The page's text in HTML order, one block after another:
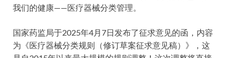
我们的健康——医疗器械分类管理。
国家药监局于2025年4月7日发布了征求意见的函，内容
为《医疗器械分类规则（修订草案征求意见稿）》，这